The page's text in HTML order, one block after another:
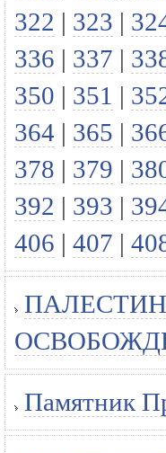
322 | 323 |
336 | 337 |
350 | 351 |
364 | 365 |
378 | 379 |
392 | 393 |
406 | 407 |
Памятник